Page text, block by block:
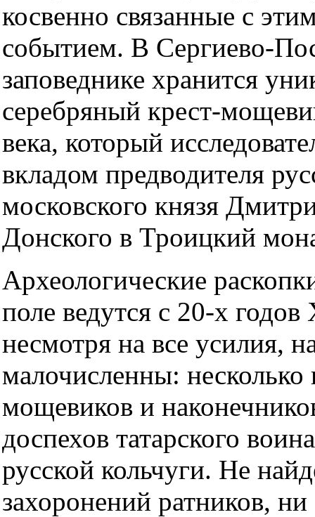
косвенно связанные с
событием. В Сергиево-
заповеднике хранится
серебряный крест-
века, который
вкладом предводителя
московского князя
Донского в Троицкий
Археологические
поле ведутся с 20-х
несмотря на все усилия,
малочисленны: несколько
мощевиков и
доспехов татарского
русской кольчуги. Не
захоронений ратников,